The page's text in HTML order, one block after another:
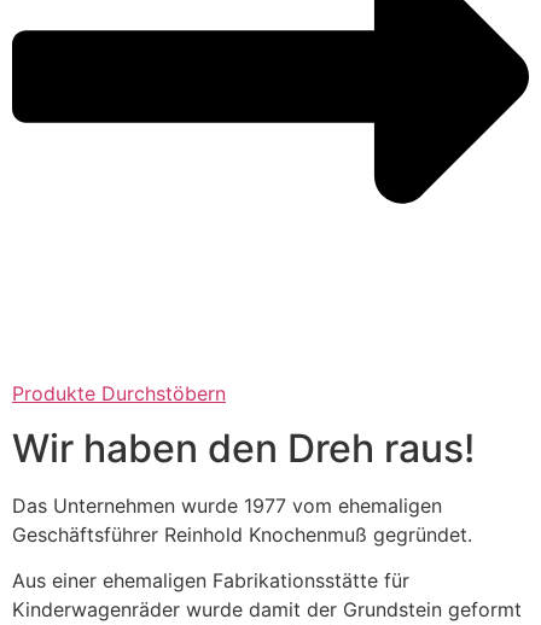
Produkte Durchstöbern
Wir haben den Dreh raus!
Das Unternehmen wurde 1977 vom ehemaligen
Geschäftsführer Reinhold Knochenmuß gegründet.
Aus einer ehemaligen Fabrikationsstätte für
Kinderwagenräder wurde damit der Grundstein geformt